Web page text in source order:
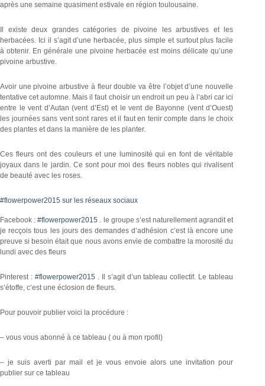
après une semaine quasiment estivale en région toulousaine.
Il existe deux grandes catégories de pivoine les arbustives et les
herbacées. Ici il s’agit d’une herbacée, plus simple et surtout plus facile
à obtenir. En générale une pivoine herbacée est moins délicate qu’une
pivoine arbustive.
Avoir une pivoine arbustive à fleur double va être l’objet d’une nouvelle
tentative cet automne. Mais il faut choisir un endroit un peu à l’abri car ici
entre le vent d’Autan (vent d’Est) et le vent de Bayonne (vent d’Ouest)
les journées sans vent sont rares et il faut en tenir compte dans le choix
des plantes et dans la manière de les planter.
Ces fleurs ont des couleurs et une luminosité qui en font de véritable
joyaux dans le jardin. Ce sont pour moi des fleurs nobles qui rivalisent
de beauté avec les roses.
#flowerpower2015 sur les réseaux sociaux
Facebook :#flowerpower2015 . le groupe s’est naturellement agrandit et
je recçois tous les jours des demandes d’adhésion c’est là encore une
preuve si besoin était que nous avons envie de combattre la morosité du
lundi avec des fleurs
Pinterest : #flowerpower2015 . Il s’agit d’un tableau collectif. Le tableau
s’étoffe, c’est une éclosion de fleurs.
Pour pouvoir publier voici la procédure :
– vous vous abonné à ce tableau ( ou à mon rpofil)
– je suis averti par mail et je vous envoie alors une invitation pour
publier sur ce tableau